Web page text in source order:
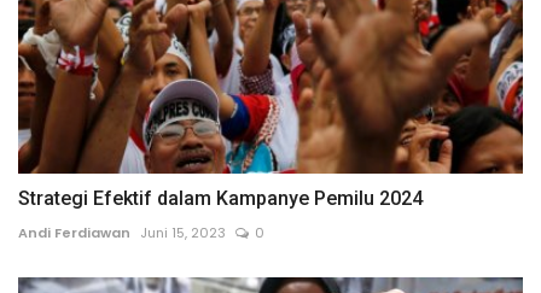
Strategi Efektif dalam Kampanye Pemilu 2024
Andi Ferdiawan Juni 15, 2023 0